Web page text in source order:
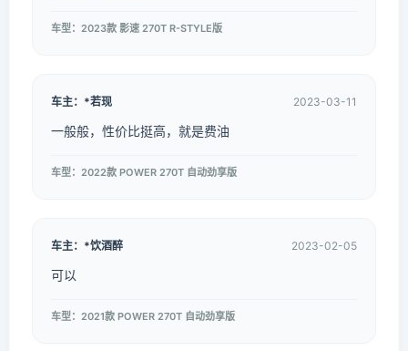
车型：2023款 影速 270T R-STYLE版
车主：*若现 2023-03-11
一般般，性价比挺高，就是费油
车型：2022款 POWER 270T 自动劲享版
车主：*饮酒醉 2023-02-05
可以
车型：2021款 POWER 270T 自动劲享版